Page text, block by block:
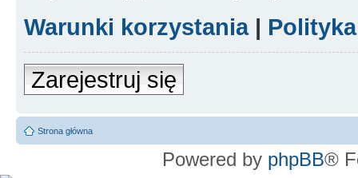
Warunki korzystania|
Zarejestruj się
Strona główna
Powered by phpBB®